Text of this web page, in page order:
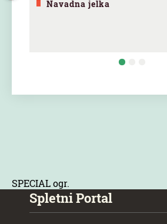
Navadna jelka
SPECIAL ogr.
Spletni Portal